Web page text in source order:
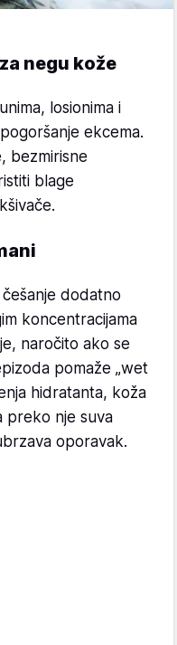
negu kože
losionima i
ekcema.
bezmirisne
blage
dodatno
koncentracijama
naročito ako se
pomaže „wet
hidratanta, koža
preko nje suva
oporavak.